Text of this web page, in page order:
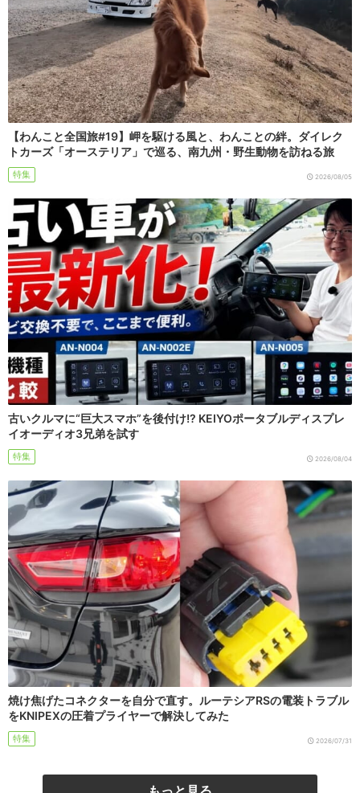
【わんこと全国旅#19】岬を駆ける風と、わんことの絆。ダイレク
トカーズ「オーステリア」で巡る、南九州・野生動物を訪ねる旅
特集 2026/08/05
古いクルマに“巨大スマホ”を後付け!? KEIYOポータブルディスプレ
イオーディオ3兄弟を試す
特集 2026/08/04
焼け焦げたコネクターを自分で直す。ルーテシアRSの電装トラブル
をKNIPEXの圧着プライヤーで解決してみた
特集 2026/07/31